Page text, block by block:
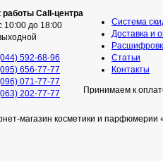
работы Call-центра
10:00 до 18:00
592-68-96
656-77-77
071-77-77
202-77-77
Система
Доставка и
Статьи
Контакты
Принимаем к
магазин косметики и парфюмерии